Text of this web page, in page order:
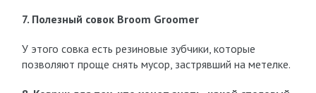
7. Полезный совок Broom Groomer
У этого совка есть резиновые зубчики, которые
позволяют проще снять мусор, застрявший на метелке.